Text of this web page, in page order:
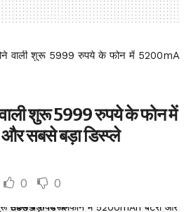
वाली शुरू 5999 रुपये के फोन में 5200mAh
शुरू 5999 रुपये के फोन में
सबसे बड़ा डिस्प्ले
0 0